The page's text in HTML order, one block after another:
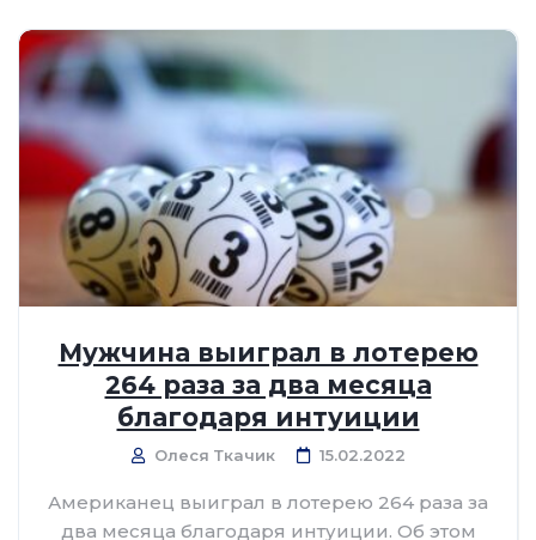
Мужчина выиграл в лотерею
264 раза за два месяца
благодаря интуиции
Олеся Ткачик 15.02.2022
Американец выиграл в лотерею 264 раза за
два месяца благодаря интуиции. Об этом